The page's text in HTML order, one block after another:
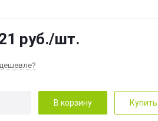
руб./шт.
В корзину